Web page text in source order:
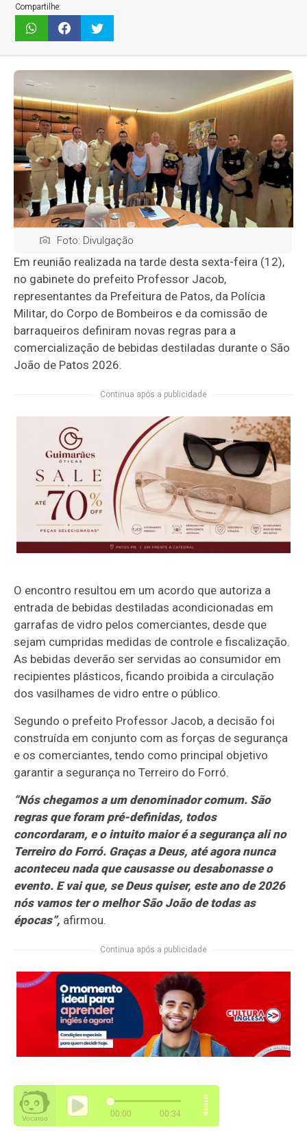
Compartilhe:
Foto: Divulgação
Em reunião realizada na tarde desta sexta-feira (12),
no gabinete do prefeito Professor Jacob,
representantes da Prefeitura de Patos, da Polícia
Militar, do Corpo de Bombeiros e da comissão de
barraqueiros definiram novas regras para a
comercialização de bebidas destiladas durante o São
João de Patos 2026.
Continua após a publicidade
O encontro resultou em um acordo que autoriza a
entrada de bebidas destiladas acondicionadas em
garrafas de vidro pelos comerciantes, desde que
sejam cumpridas medidas de controle e fiscalização.
As bebidas deverão ser servidas ao consumidor em
recipientes plásticos, ficando proibida a circulação
dos vasilhames de vidro entre o público.
Segundo o prefeito Professor Jacob, a decisão foi
construída em conjunto com as forças de segurança
e os comerciantes, tendo como principal objetivo
garantir a segurança no Terreiro do Forró.
“Nós chegamos a um denominador comum. São
regras que foram pré-definidas, todos
concordaram, e o intuito maior é a segurança ali no
Terreiro do Forró. Graças a Deus, até agora nunca
aconteceu nada que causasse ou desabonasse o
evento. E vai que, se Deus quiser, este ano de 2026
nós vamos ter o melhor São João de todas as
épocas”, afirmou.
Continua após a publicidade